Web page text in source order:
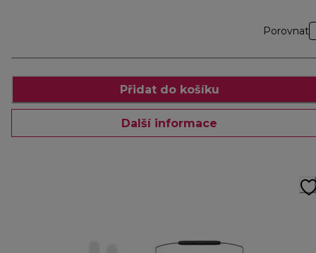
Porovnat
Přidat do košíku
Další informace